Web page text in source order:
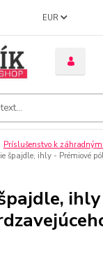
EUR
Príslušenstvo k
špajdle, ihly - Prémiové